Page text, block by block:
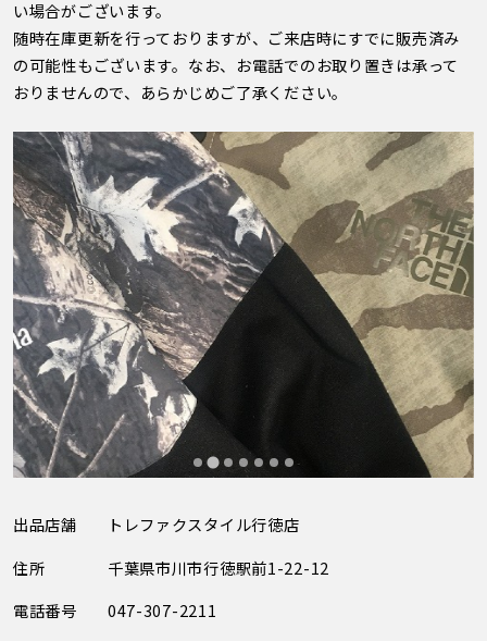
い場合がございます。
随時在庫更新を行っておりますが、ご来店時にすでに販売済み
の可能性もございます。なお、お電話でのお取り置きは承って
おりませんので、あらかじめご了承ください。
出品店舗
トレファクスタイル行徳店
住所
千葉県市川市行徳駅前1-22-12
電話番号
047-307-2211